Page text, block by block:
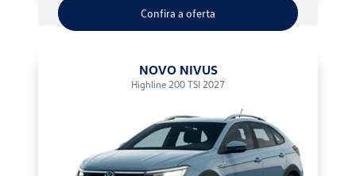
Confira a oferta
NOVO NIVUS
Highline 200 TSI 2027